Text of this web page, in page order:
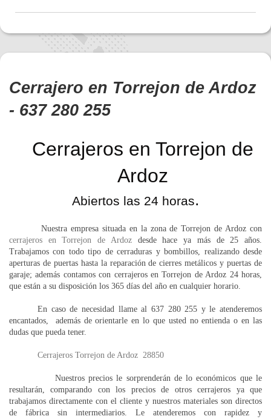
Cerrajero en Torrejon de Ardoz
- 637 280 255
Cerrajeros en Torrejon de
Ardoz
Abiertos las 24 horas.
Nuestra empresa situada en la zona de Torrejon de Ardoz con
cerrajeros en Torrejon de Ardoz
desde hace ya más de 25 años.
Trabajamos con todo tipo de cerraduras y bombillos, realizando desde
aperturas de puertas hasta la reparación de cierres metálicos y puertas de
garaje; además contamos con cerrajeros en Torrejon de Ardoz 24 horas,
que están a su disposición los 365 días del año en cualquier horario.
En caso de necesidad llame al 637 280 255 y le atenderemos
encantados, además de orientarle en lo que usted no entienda o en las
dudas que pueda tener.
Cerrajeros Torrejon de Ardoz 28850
Nuestros precios le sorprenderán de lo económicos que le
resultarán, comparando con los precios de otros cerrajeros ya que
trabajamos directamente con el cliente y nuestros materiales son directos
de fábrica sin intermediarios. Le atenderemos con rapidez y